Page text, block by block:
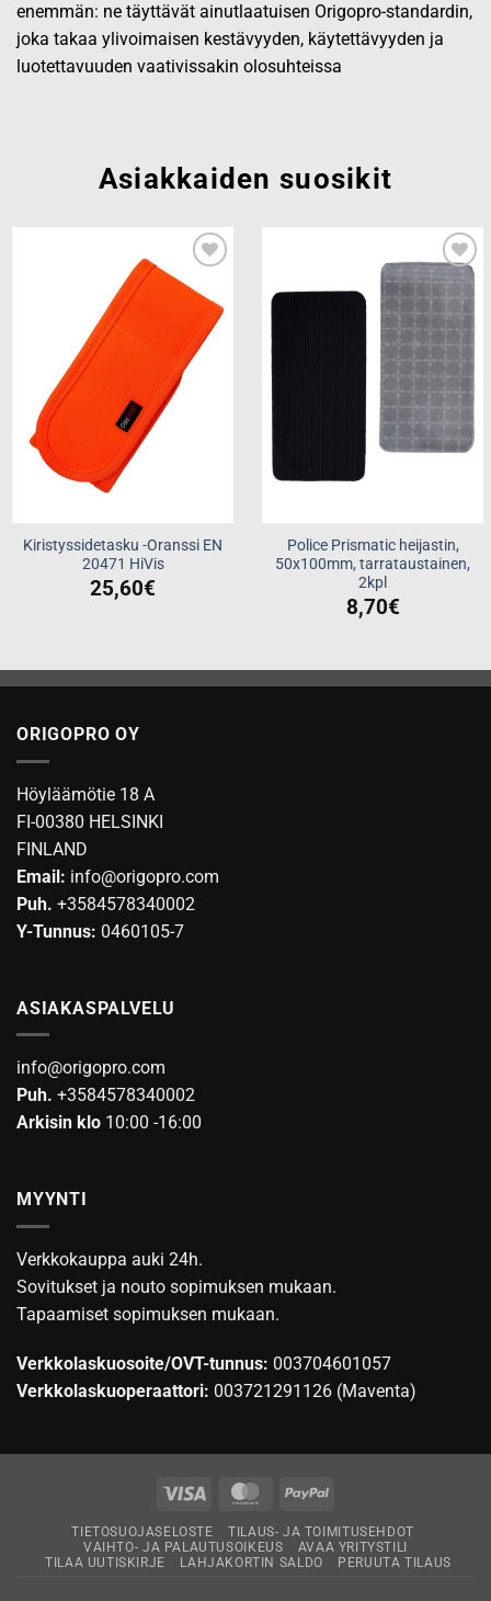
enemmän: ne täyttävät ainutlaatuisen Origopro-standardin,
joka takaa ylivoimaisen kestävyyden, käytettävyyden ja
luotettavuuden vaativissakin olosuhteissa
Asiakkaiden suosikit
Add to
wishlist
Kiristyssidetasku -Oranssi EN
20471 HiVis
25,60€
Add to
wishlist
Police Prismatic heijastin,
50x100mm, tarrataustainen,
2kpl
8,70€
ORIGOPRO OY
Höyläämötie 18 A
FI-00380 HELSINKI
FINLAND
Email: info@origopro.com
Puh. +3584578340002
Y-Tunnus: 0460105-7
ASIAKASPALVELU
info@origopro.com
Puh. +3584578340002
Arkisin klo 10:00 -16:00
MYYNTI
Verkkokauppa auki 24h.
Sovitukset ja nouto sopimuksen mukaan.
Tapaamiset sopimuksen mukaan.
Verkkolaskuosoite/OVT-tunnus: 003704601057
Verkkolaskuoperaattori: 003721291126 (Maventa)
Visa MasterCardPayPal
TIETOSUOJASELOSTE
TILAUS- JA TOIMITUSEHDOT
VAIHTO- JA PALAUTUSOIKEUS
AVAA YRITYSTILI
TILAA UUTISKIRJE
LAHJAKORTIN SALDO PERUUTA TILAUS